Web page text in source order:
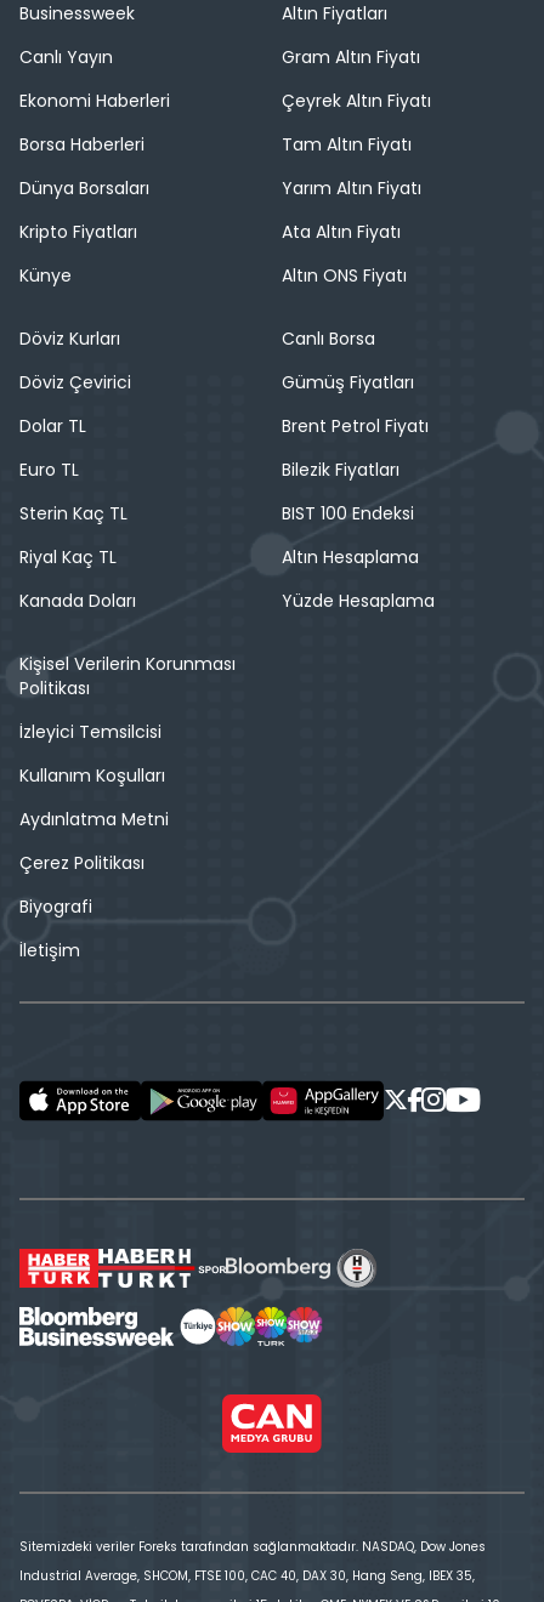
Businessweek
Canlı Yayın
Ekonomi Haberleri
Borsa Haberleri
Dünya Borsaları
Kripto Fiyatları
Künye
Altın Fiyatları
Gram Altın Fiyatı
Çeyrek Altın Fiyatı
Tam Altın Fiyatı
Yarım Altın Fiyatı
Ata Altın Fiyatı
Altın ONS Fiyatı
Döviz Kurları
Döviz Çevirici
Dolar TL
Euro TL
Sterin Kaç TL
Riyal Kaç TL
Kanada Doları
Canlı Borsa
Gümüş Fiyatları
Brent Petrol Fiyatı
Bilezik Fiyatları
BIST 100 Endeksi
Altın Hesaplama
Yüzde Hesaplama
Kişisel Verilerin Korunması
Politikası
İzleyici Temsilcisi
Kullanım Koşulları
Aydınlatma Metni
Çerez Politikası
Biyografi
İletişim
Sitemizdeki veriler Foreks tarafından sağlanmaktadır. NASDAQ, Dow Jones
Industrial Average, SHCOM, FTSE 100, CAC 40, DAX 30, Hang Seng, IBEX 35,